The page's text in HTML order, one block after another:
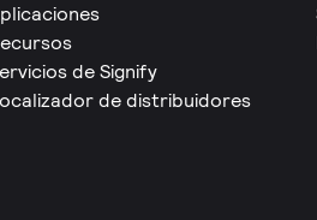
de Signify
de distribuidores